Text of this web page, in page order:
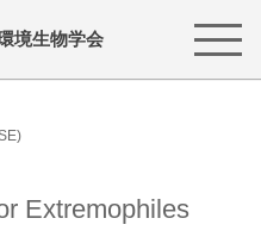
境生物学会
Extremophiles